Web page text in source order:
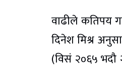
वाढीले कतिपय
दिनेश मिश्र
(विसं २०६५ भदौ